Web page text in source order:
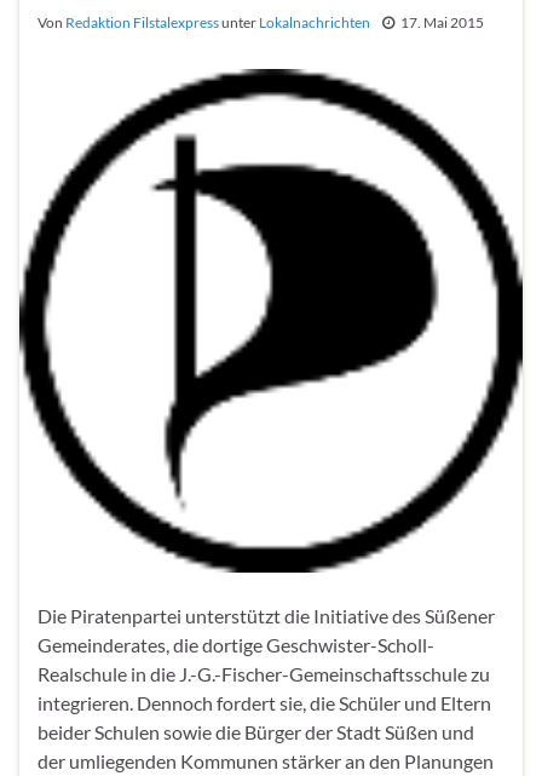
Von Redaktion Filstalexpressunter Lokalnachrichten 17. Mai 2015
Die Piratenpartei unterstützt die Initiative des Süßener
Gemeinderates, die dortige Geschwister-Scholl-
Realschule in die J.-G.-Fischer-Gemeinschaftsschule zu
integrieren. Dennoch fordert sie, die Schüler und Eltern
beider Schulen sowie die Bürger der Stadt Süßen und
der umliegenden Kommunen stärker an den Planungen